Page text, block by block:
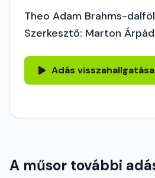
Theo Adam Brahms-
Szerkesztő: Marton Árpád
Adás visszahallgatása
A műsor további